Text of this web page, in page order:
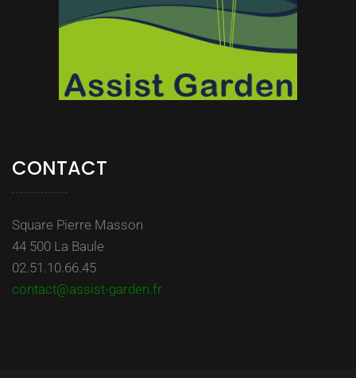
CONTACT
Square Pierre Masson
44 500 La Baule
02.51.10.66.45
contact@assist-garden.fr